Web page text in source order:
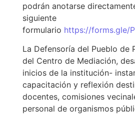
podrán anotarse
siguiente
formulario https://forms.gle/
La Defensoría del Pueblo de
del Centro de Mediación,
inicios de la institución-
capacitación y reflexión
docentes, comisiones
personal de organismos